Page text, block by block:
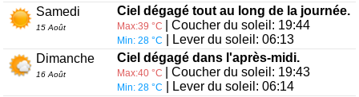
Samedi
15 Août
Ciel dégagé tout au long de la journée.
Max:39 °C | Coucher du soleil: 19:44
Min: 28 °C
| Lever du soleil: 06:13
Dimanche
16 Août
Ciel dégagé dans l'après-midi.
Max:40 °C | Coucher du soleil: 19:43
Min: 28 °C
| Lever du soleil: 06:14